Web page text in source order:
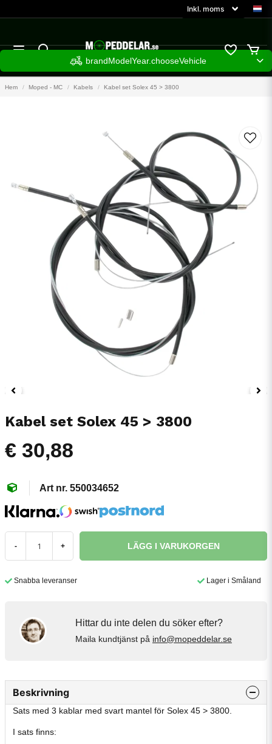
brandModelYear.chooseVehicle
Hem Moped - MC Kabels Kabel set Solex 45 > 3800
Kabel set Solex 45 > 3800
€ 30,88
550034652
- + LÄGG I VARUKORGEN
Snabba leveranser Lager i Småland
Hittar du inte delen du söker efter?
Maila kundtjänst på info@mopeddelar.se
Beskrivning
Sats med 3 kablar med svart mantel för Solex 45 > 3800.
I sats finns: